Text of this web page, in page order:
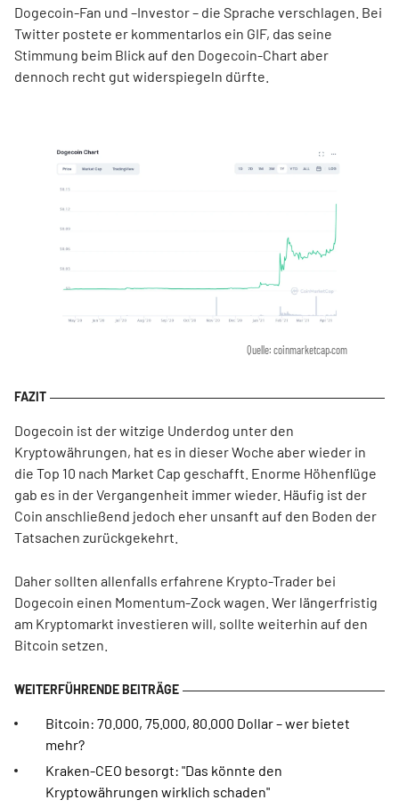
Dogecoin-Fan und –Investor – die Sprache verschlagen. Bei
Twitter postete er kommentarlos ein GIF, das seine
Stimmung beim Blick auf den Dogecoin-Chart aber
dennoch recht gut widerspiegeln dürfte.
Quelle: coinmarketcap.com
Dogecoin ist der witzige Underdog unter den
Kryptowährungen, hat es in dieser Woche aber wieder in
die Top 10 nach Market Cap geschafft. Enorme Höhenflüge
gab es in der Vergangenheit immer wieder. Häufig ist der
Coin anschließend jedoch eher unsanft auf den Boden der
Tatsachen zurückgekehrt.
Daher sollten allenfalls erfahrene Krypto-Trader bei
Dogecoin einen Momentum-Zock wagen. Wer längerfristig
am Kryptomarkt investieren will, sollte weiterhin auf den
Bitcoin setzen.
Bitcoin: 70.000, 75.000, 80.000 Dollar – wer bietet
mehr?
Kraken-CEO besorgt: "Das könnte den
Kryptowährungen wirklich schaden"